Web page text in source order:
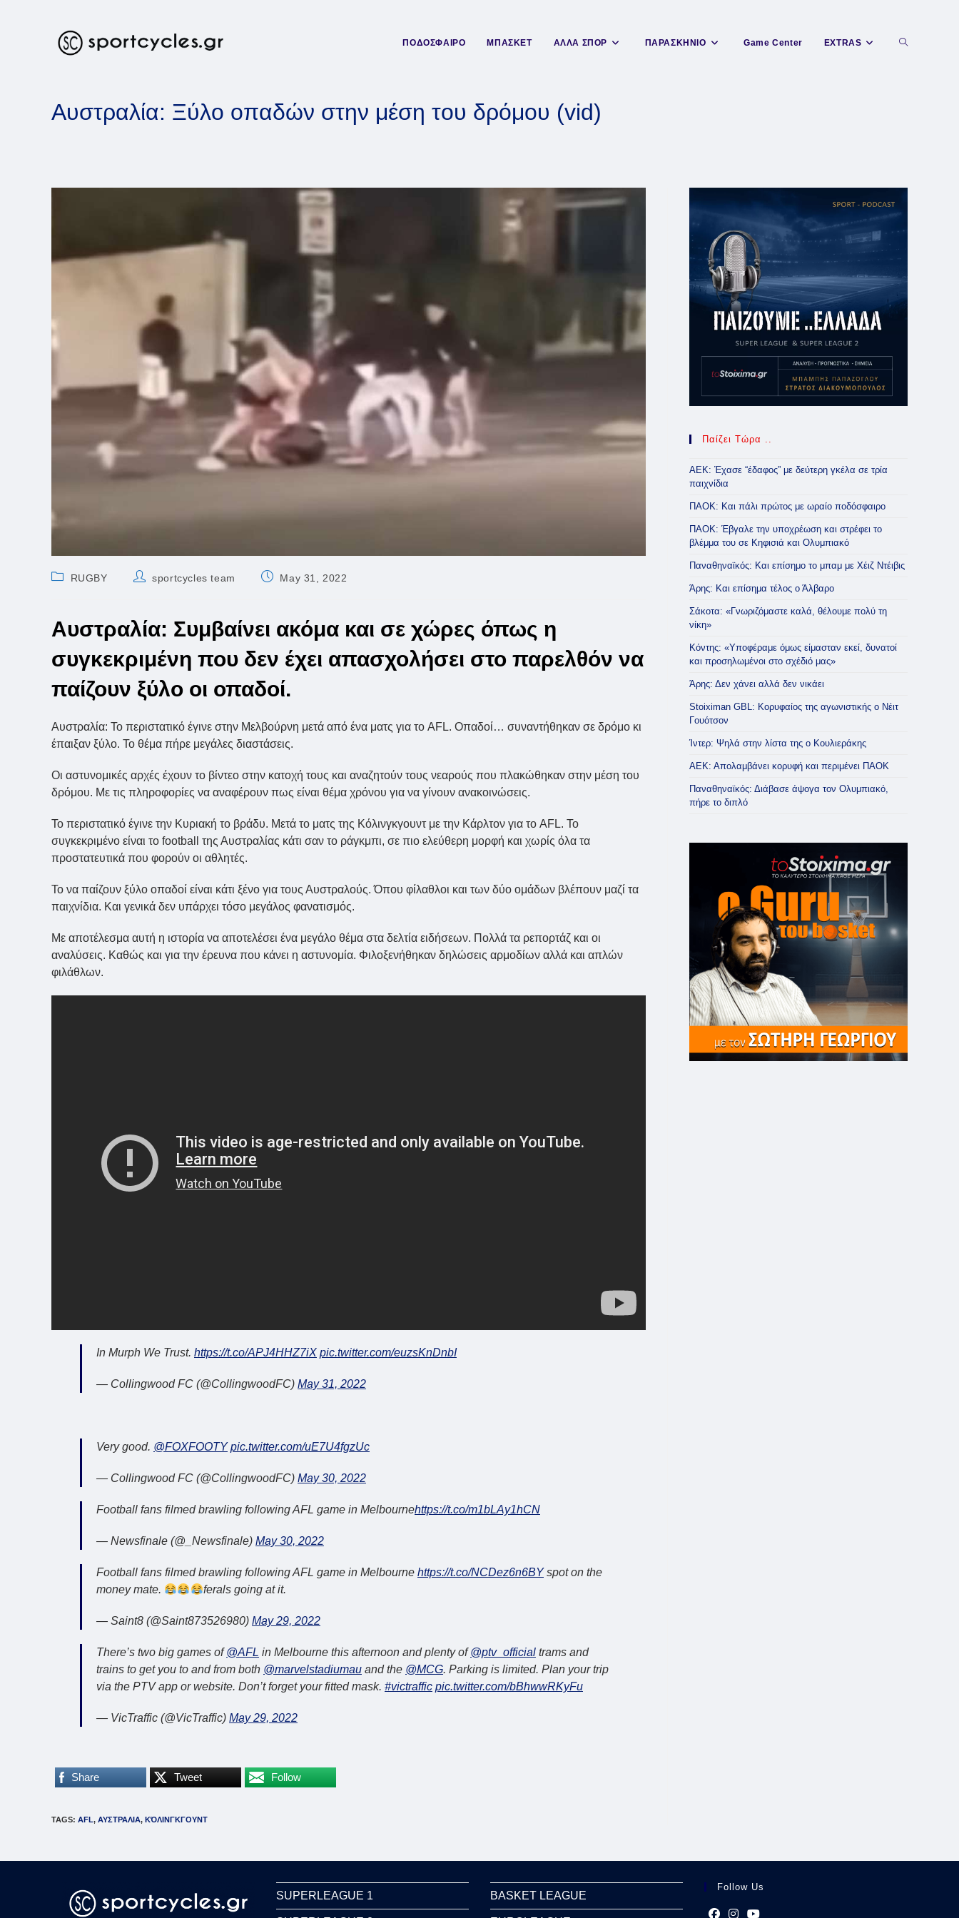
ΠΟΔΟΣΦΑΙΡΟ ΜΠΑΣΚΕΤ ΑΛΛΑ ΣΠΟΡ ΠΑΡΑΣΚΗΝΙΟ Game Center EXTRAS Toggle
Αυστραλία: Ξύλο οπαδών στην μέση του δρόμου (vid)
PostRUGBY
Postsportcycles team
PostMay 31, 2022
Αυστραλία: Συμβαίνει ακόμα και σε χώρες όπως η
συγκεκριμένη που δεν έχει απασχολήσει στο παρελθόν να
παίζουν ξύλο οι οπαδοί.
Αυστραλία: Το περιστατικό έγινε στην Μελβούρνη μετά από ένα ματς για το AFL. Οπαδοί… συναντήθηκαν σε δρόμο κι
έπαιξαν ξύλο. Το θέμα πήρε μεγάλες διαστάσεις.
Οι αστυνομικές αρχές έχουν το βίντεο στην κατοχή τους και αναζητούν τους νεαρούς που πλακώθηκαν στην μέση του
δρόμου. Με τις πληροφορίες να αναφέρουν πως είναι θέμα χρόνου για να γίνουν ανακοινώσεις.
Το περιστατικό έγινε την Κυριακή το βράδυ. Μετά το ματς της Κόλινγκγουντ με την Κάρλτον για το AFL. Το
συγκεκριμένο είναι το football της Αυστραλίας κάτι σαν το ράγκμπι, σε πιο ελεύθερη μορφή και χωρίς όλα τα
προστατευτικά που φορούν οι αθλητές.
Το να παίζουν ξύλο οπαδοί είναι κάτι ξένο για τους Αυστραλούς. Όπου φίλαθλοι και των δύο ομάδων βλέπουν μαζί τα
παιχνίδια. Και γενικά δεν υπάρχει τόσο μεγάλος φανατισμός.
Με αποτέλεσμα αυτή η ιστορία να αποτελέσει ένα μεγάλο θέμα στα δελτία ειδήσεων. Πολλά τα ρεπορτάζ και οι
αναλύσεις. Καθώς και για την έρευνα που κάνει η αστυνομία. Φιλοξενήθηκαν δηλώσεις αρμοδίων αλλά και απλών
φιλάθλων.
In Murph We Trust. https://t.co/APJ4HHZ7iX pic.twitter.com/euzsKnDnbI
— Collingwood FC (@CollingwoodFC) May 31, 2022
Very good. @FOXFOOTY pic.twitter.com/uE7U4fgzUc
— Collingwood FC (@CollingwoodFC) May 30, 2022
Football fans filmed brawling following AFL game in Melbournehttps://t.co/m1bLAy1hCN
— Newsfinale (@_Newsfinale) May 30, 2022
Football fans filmed brawling following AFL game in Melbourne https://t.co/NCDez6n6BYspot on the
money mate.
ferals going at it.
— Saint8 (@Saint873526980) May 29, 2022
There’s two big games of@AFL in Melbourne this afternoon and plenty of@ptv_official trams and
trains to get you to and from both @marvelstadiumau and the @MCG. Parking is limited. Plan your trip
via the PTV app or website. Don’t forget your fitted mask. #victraffic pic.twitter.com/bBhwwRKyFu
— VicTraffic (@VicTraffic) May 29, 2022
Share Tweet Follow
TAGS: AFL, ΑΥΣΤΡΑΛΙΑ, ΚΌΛΙΝΓΚΓΟΥΝΤ
Παίζει Τώρα ..
ΑΕΚ: Έχασε “έδαφος” με δεύτερη γκέλα σε τρία
παιχνίδια
ΠΑΟΚ: Και πάλι πρώτος με ωραίο ποδόσφαιρο
ΠΑΟΚ: Έβγαλε την υποχρέωση και στρέφει το
βλέμμα του σε Κηφισιά και Ολυμπιακό
Παναθηναϊκός: Και επίσημο το μπαμ με Χέιζ Ντέιβις
Άρης: Και επίσημα τέλος ο Άλβαρο
Σάκοτα: «Γνωριζόμαστε καλά, θέλουμε πολύ τη
νίκη»
Κόντης: «Υποφέραμε όμως είμασταν εκεί, δυνατοί
και προσηλωμένοι στο σχέδιό μας»
Άρης: Δεν χάνει αλλά δεν νικάει
Stoiximan GBL: Κορυφαίος της αγωνιστικής ο Νέιτ
Γουότσον
Ίντερ: Ψηλά στην λίστα της ο Κουλιεράκης
ΑΕΚ: Απολαμβάνει κορυφή και περιμένει ΠΑΟΚ
Παναθηναϊκός: Διάβασε άψογα τον Ολυμπιακό,
πήρε το διπλό
SUPERLEAGUE 1 BASKET LEAGUE
Follow Us